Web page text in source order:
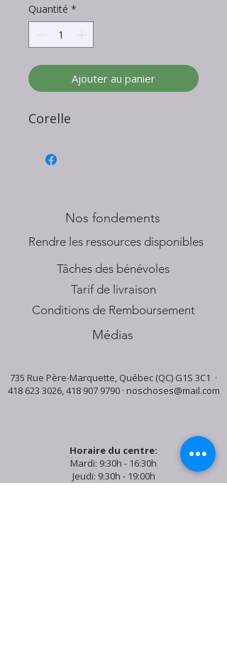
Quantité *
Ajouter au panier
Corelle
Nos fondements
​Rendre les ressources disponibles
Tâches des bénévoles
Tarif de livraison
Conditions de Remboursement
Médias
735 Rue Père-Marquette, Québec (QC) G1S 3C1 ·
418 623 3026,418 907 9790· noschoses@mail.com
Horaire du centre:
Mardi: 9:30h - 16:30h
Jeudi: 9:30h - 19:00h